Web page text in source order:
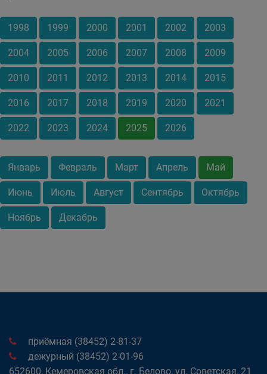
1998 1999 2000 2001 2002 2003
2004 2005 2006 2007 2008 2009
2010 2011 2012 2013 2014 2015
2016 2017 2018 2019 2020 2021
2022 2023 2024 2025 2026
Январь Февраль Март Апрель Май
Июнь Июль Август Сентябрь Октябрь
Ноябрь Декабрь
приёмная (38452) 2-81-37
дежурный (38452) 2-01-96
652600, Кемеровская обл., г. Белово, ул. Советская, 21